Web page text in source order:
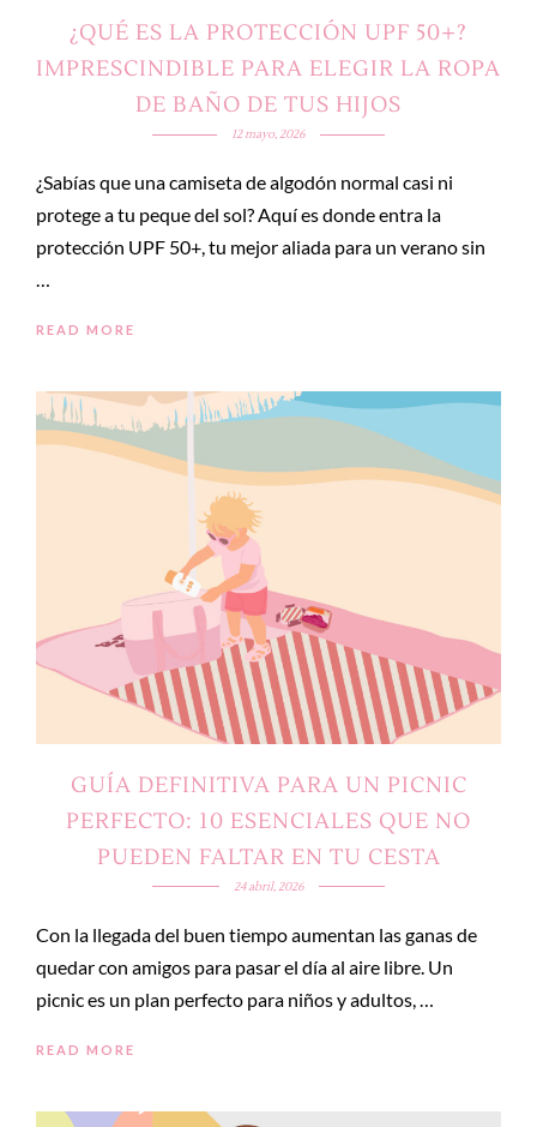
¿QUÉ ES LA PROTECCIÓN UPF 50+?
IMPRESCINDIBLE PARA ELEGIR LA ROPA
DE BAÑO DE TUS HIJOS
12 mayo, 2026
¿Sabías que una camiseta de algodón normal casi ni
protege a tu peque del sol? Aquí es donde entra la
protección UPF 50+, tu mejor aliada para un verano sin
…
READ MORE
GUÍA DEFINITIVA PARA UN PICNIC
PERFECTO: 10 ESENCIALES QUE NO
PUEDEN FALTAR EN TU CESTA
24 abril, 2026
Con la llegada del buen tiempo aumentan las ganas de
quedar con amigos para pasar el día al aire libre. Un
picnic es un plan perfecto para niños y adultos, …
READ MORE